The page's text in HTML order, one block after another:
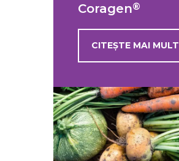
Coragen®
CITEȘTE MAI MULT